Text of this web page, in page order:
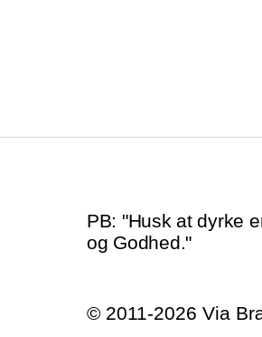
PB: "Husk at dyrke
og Godhed."
© 2011-2026 Via